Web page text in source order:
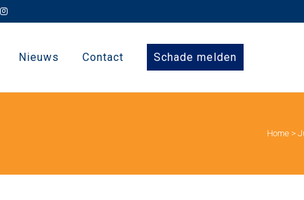
Nieuws Contact Schade melden
Home >